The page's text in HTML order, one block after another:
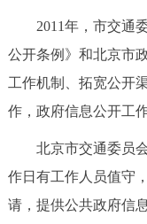
参与调查
走进北京
北京概况
绿色北京
2011年，市交通委
公开条例》和北京市
工作机制、拓宽公开
作，政府信息公开工
北京市交通委员会
作日有工作人员值守
请，提供公共政府信